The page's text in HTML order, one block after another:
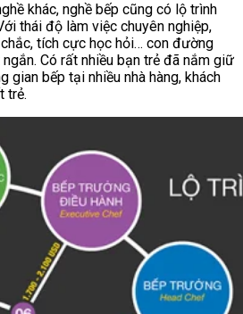
khác, nghề bếp cũng có lộ trình
thái độ làm việc chuyên nghiệp,
tích cực học hỏi… con đường
Có rất nhiều bạn trẻ đã nắm giữ
gian bếp tại nhiều nhà hàng, khách
trẻ.